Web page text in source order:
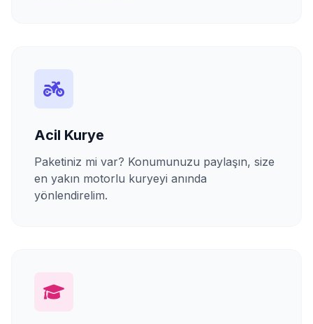
Acil Kurye
Paketiniz mi var? Konumunuzu paylaşın, size
en yakın motorlu kuryeyi anında
yönlendirelim.